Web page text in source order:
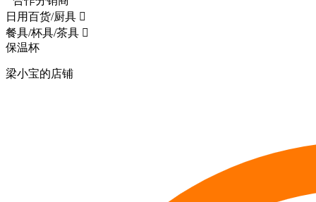
日用百货/厨具 
餐具/杯具/茶具 
保温杯
梁小宝的店铺